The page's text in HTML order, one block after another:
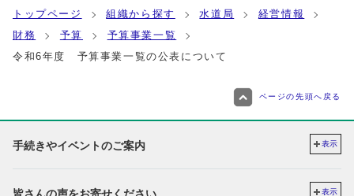
トップページ 組織から探す 水道局
経営情報
財務
予算
予算事業一覧
令和6年度 予算事業一覧の公表について
ページの先頭へ戻る
手続きやイベントのご案内 表示
表示